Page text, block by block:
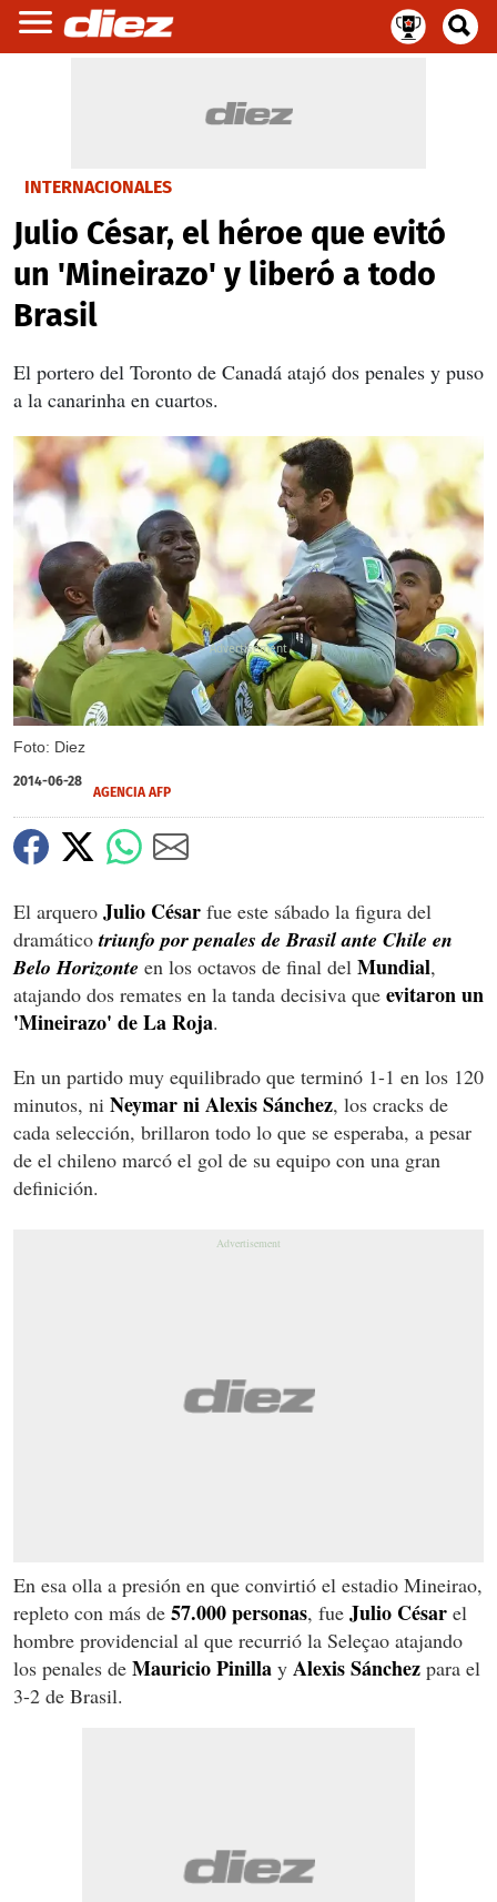
INTERNACIONALES
Julio César, el héroe que evitó
un 'Mineirazo' y liberó a todo
Brasil
El portero del Toronto de Canadá atajó dos penales y puso
a la canarinha en cuartos.
Foto: Diez
X
2014-06-28
AGENCIA AFP
El arquero Julio César fue este sábado la figura del
dramáticotriunfo por penales de Brasil ante Chile en
Belo Horizonte en los octavos de final del Mundial,
atajando dos remates en la tanda decisiva que evitaron un
'Mineirazo' de La Roja.
En un partido muy equilibrado que terminó 1-1 en los 120
minutos, ni Neymar ni Alexis Sánchez, los cracks de
cada selección, brillaron todo lo que se esperaba, a pesar
de el chileno marcó el gol de su equipo con una gran
definición.
En esa olla a presión en que convirtió el estadio Mineirao,
repleto con más de 57.000 personas, fue Julio César el
hombre providencial al que recurrió la Seleçao atajando
los penales de Mauricio Pinilla y Alexis Sánchez para el
3-2 de Brasil.